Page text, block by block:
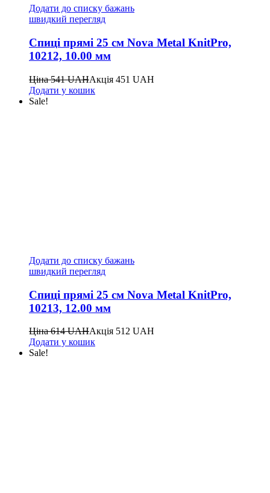
Додати до списку бажань
швидкий перегляд
Спиці прямі 25 см Nova Metal KnitPro,
10212, 10.00 мм
Ціна541UAHАкція 451 UAH
Додати у кошик
Sale!
Додати до списку бажань
швидкий перегляд
Спиці прямі 25 см Nova Metal KnitPro,
10213, 12.00 мм
Ціна614UAHАкція 512 UAH
Додати у кошик
Sale!